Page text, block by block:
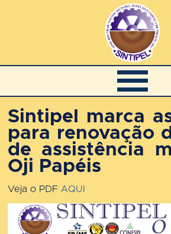
Sintipel marca
para renovação
de assistência
Oji Papéis
Veja o PDF AQUI